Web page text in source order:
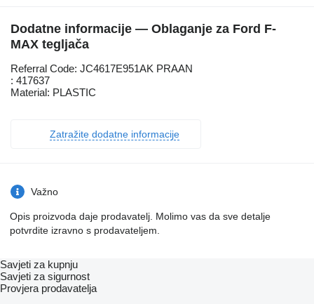
Dodatne informacije — Oblaganje za Ford F-
MAX tegljača
Referral Code: JC4617E951AK PRAAN
: 417637
Material: PLASTIC
Zatražite dodatne informacije
Važno
Opis proizvoda daje prodavatelj. Molimo vas da sve detalje
potvrdite izravno s prodavateljem.
Savjeti za kupnju
Savjeti za sigurnost
Provjera prodavatelja